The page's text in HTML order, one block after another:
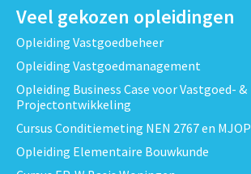
Veel gekozen opleidingen
Opleiding Vastgoedbeheer
Opleiding Vastgoedmanagement
Opleiding Business Case voor Vastgoed- &
Projectontwikkeling
Cursus Conditiemeting NEN 2767 en MJOP
Opleiding Elementaire Bouwkunde